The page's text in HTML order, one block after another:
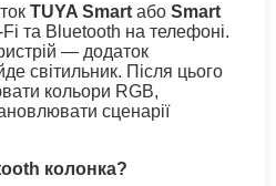
TUYA Smart або Smart
Fi та Bluetooth на телефоні.
— додаток
світильник. Після цього
кольори RGB,
сценарії
колонка?